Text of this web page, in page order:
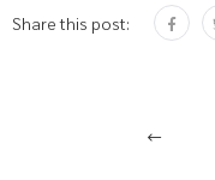
Share this post: